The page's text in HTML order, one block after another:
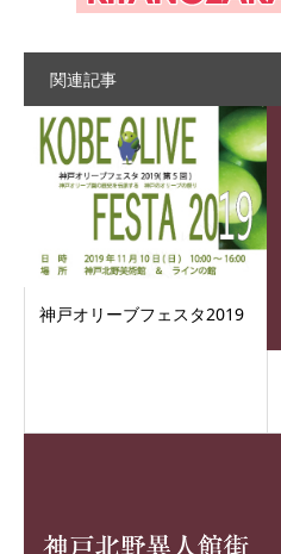
関連記事
神戸オリーブフェスタ2019